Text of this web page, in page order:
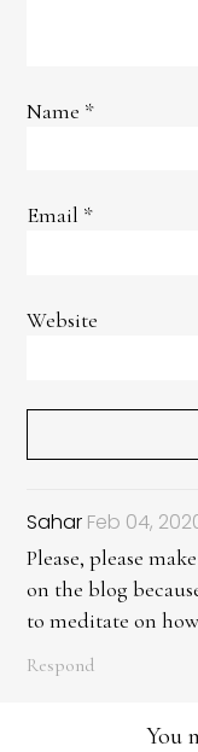
Name *
Email *
Website
Sahar Feb 04,
Please, please
on the blog
to meditate on
Respond
You